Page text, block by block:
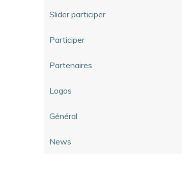
Slider participer
Participer
Partenaires
Logos
Général
News